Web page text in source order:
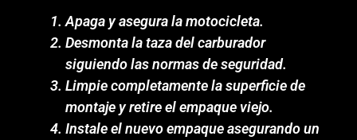
Apaga y asegura la motocicleta.
Desmonta la taza del carburador
siguiendo las normas de seguridad.
Limpie completamente la superficie de
montaje y retire el empaque viejo.
Instale el nuevo empaque asegurando un